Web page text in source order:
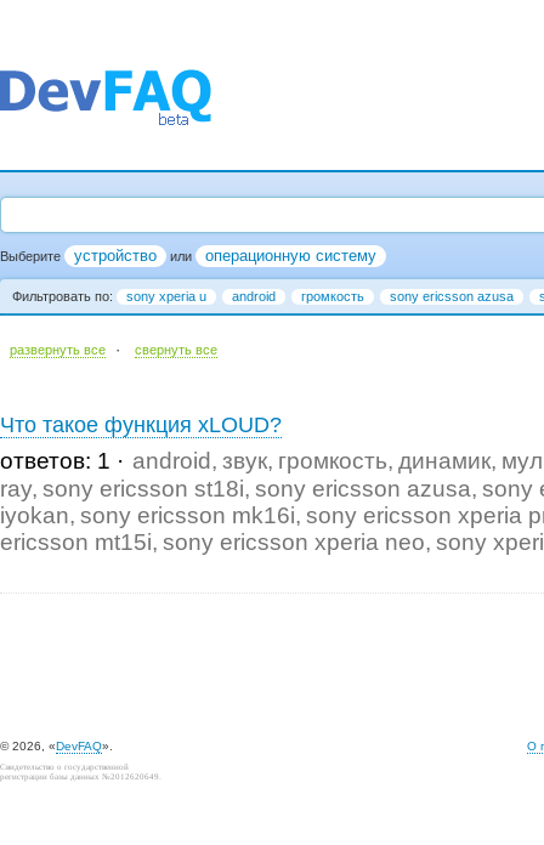
Выберите устройство или операционную систему
Фильтровать по: sony xperia u android громкость sony ericsson azusa
развернуть все · cвернуть все
Что такое функция xLOUD?
ответов: 1 android звук громкость динамик
ray sony ericsson st18i sony ericsson azusa sony
iyokan sony ericsson mk16i sony ericsson xperia
ericsson mt15i sony ericsson xperia neo sony
© 2026, «DevFAQ». О
Свидетельство о государственной
регистрации базы данных №2012620649.